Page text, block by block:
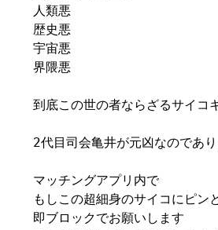
人類悪
歴史悪
宇宙悪
界隈悪
到底この世の者ならざるサイコ
2代目司会亀井が元凶なのであ
マッチングアプリ内で
もしこの超細身のサイコにピン
即ブロックでお願いします